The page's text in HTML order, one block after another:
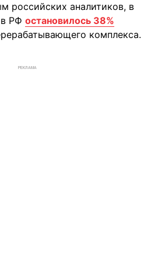
российских аналитиков, в
в РФ остановилось 38%
комплекса.
РЕКЛАМА